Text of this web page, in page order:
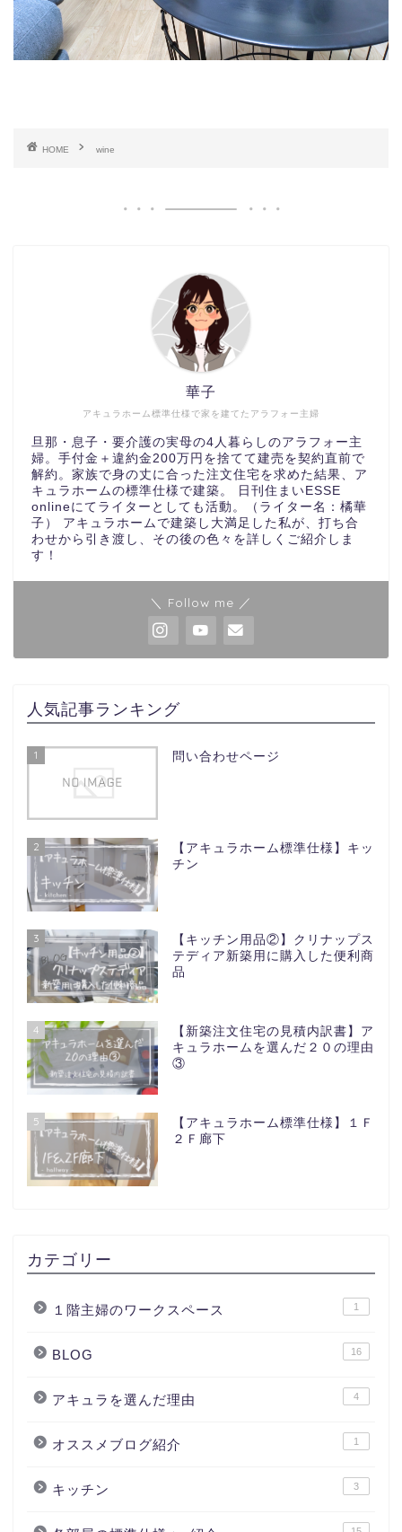
HOME wine
アキュラホーム標準仕様で家を建てたアラフォー主婦
華子
旦那・息子・要介護の実母の4人暮らしのアラフォー主
婦。手付金＋違約金200万円を捨てて建売を契約直前で
解約。家族で身の丈に合った注文住宅を求めた結果、ア
キュラホームの標準仕様で建築。 日刊住まいESSE
onlineにてライターとしても活動。（ライター名：橘華
子） アキュラホームで建築し大満足した私が、打ち合
わせから引き渡し、その後の色々を詳しくご紹介しま
す！
＼ Follow me ／
人気記事ランキング
1 問い合わせページ
2
【アキュラホーム標準仕様】キッ
チン
3
【キッチン用品②】クリナップス
テディア新築用に購入した便利商
品
4
【新築注文住宅の見積内訳書】ア
キュラホームを選んだ２０の理由
③
5
【アキュラホーム標準仕様】１Ｆ
２Ｆ廊下
カテゴリー
１階主婦のワークスペース 1
BLOG 16
アキュラを選んだ理由 4
オススメブログ紹介 1
キッチン 3